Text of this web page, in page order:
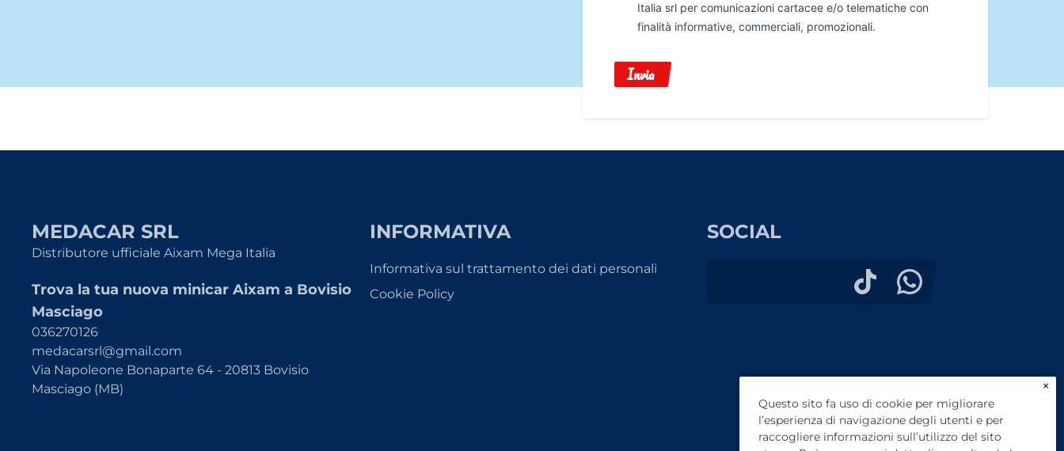
Italia srl per comunicazioni cartacee e/o telematiche con
finalità informative, commerciali, promozionali.
Invia
MEDACAR SRL
Distributore ufficiale Aixam Mega Italia
Trova la tua nuova minicar Aixam a Bovisio
Masciago
036270126
medacarsrl@gmail.com
Via Napoleone Bonaparte 64 - 20813 Bovisio
Masciago (MB)
INFORMATIVA
Informativa sul trattamento dei dati personali
Cookie Policy
SOCIAL
×
Questo sito fa uso di cookie per migliorare
l’esperienza di navigazione degli utenti e per
raccogliere informazioni sull’utilizzo del sito